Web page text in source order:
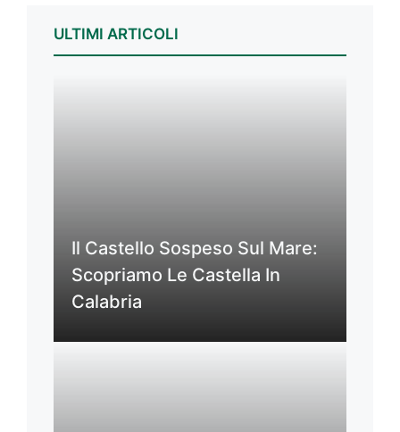
ULTIMI ARTICOLI
Il Castello Sospeso Sul Mare:
Scopriamo Le Castella In
Calabria